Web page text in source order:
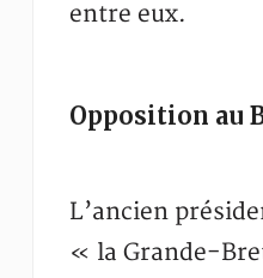
entre eux.
Opposition au
L’ancien
« la Grande-